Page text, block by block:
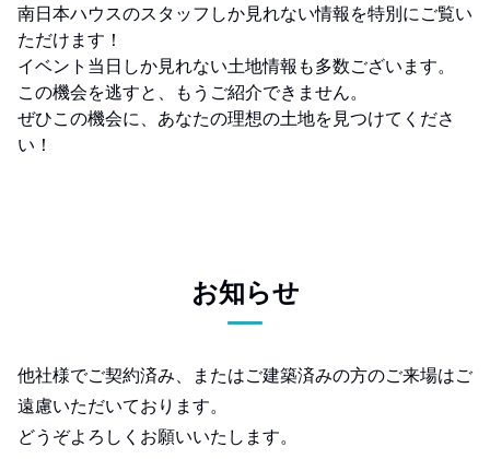
南日本ハウスのスタッフしか見れない情報を特別にご覧い
ただけます！
イベント当日しか見れない土地情報も多数ございます。
この機会を逃すと、もうご紹介できません。
ぜひこの機会に、あなたの理想の土地を見つけてくださ
い！
お知らせ
他社様でご契約済み、またはご建築済みの方のご来場はご
遠慮いただいております。
どうぞよろしくお願いいたします。